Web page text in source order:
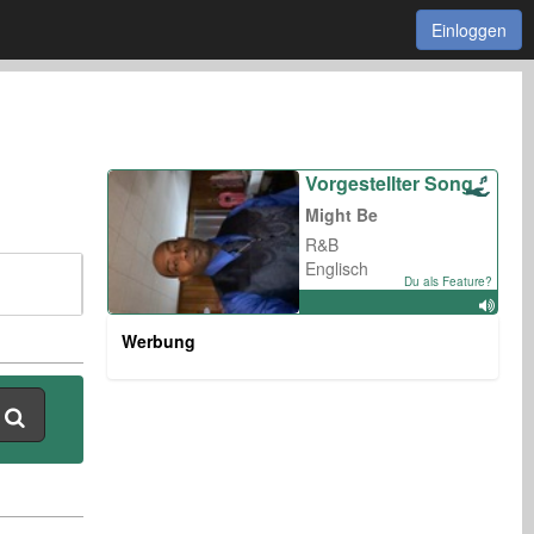
Einloggen
Vorgestellter Song
Might Be
R&B
Englisch
Du als Feature?
Werbung